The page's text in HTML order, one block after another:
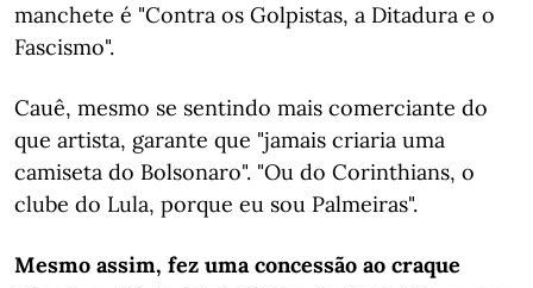
manchete é "Contra os Golpistas, a Ditadura e o
Fascismo".
Cauê, mesmo se sentindo mais comerciante do
que artista, garante que "jamais criaria uma
camiseta do Bolsonaro". "Ou do Corinthians, o
clube do Lula, porque eu sou Palmeiras".
Mesmo assim, fez uma concessão ao craque